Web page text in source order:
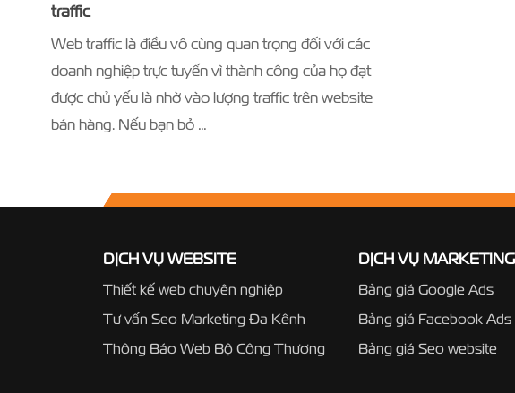
traffic
Web traffic là điều vô cùng quan trọng đối với các
doanh nghiệp trực tuyến vì thành công của họ đạt
được chủ yếu là nhờ vào lượng traffic trên website
bán hàng. Nếu bạn bỏ …
DỊCH VỤ WEBSITE
Thiết kế web chuyên nghiệp
Tư vấn Seo Marketing Đa Kênh
Thông Báo Web Bộ Công Thương
DỊCH VỤ MARKETING
Bảng giá Google Ads
Bảng giá Facebook Ads
Bảng giá Seo website